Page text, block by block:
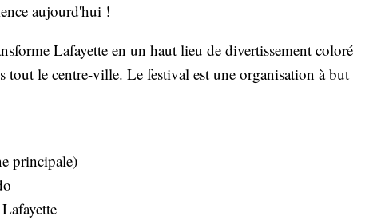
aujourd'hui !
Lafayette en un haut lieu de divertissement coloré
tout le centre-ville. Le festival est une organisation à but
principale)